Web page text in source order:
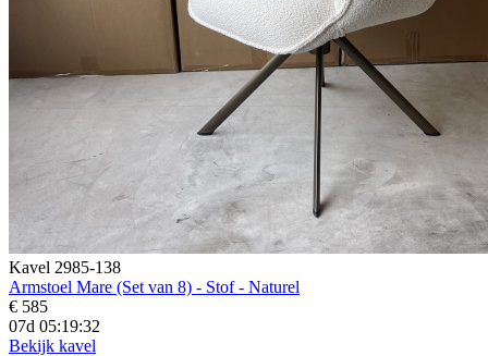
Kavel 2985-138
Armstoel Mare (Set van 8) - Stof - Naturel
€ 585
07d 05:19:30
Bekijk kavel